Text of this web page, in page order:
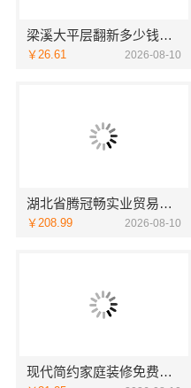
梁溪大平层翻新多少钱一平无锡亿莱居装饰工程材料有限公司报价
￥26.61 2026-08-10
湖北省腾冠畅实业贸易有限公司：线下轮胎批发公司怎么做
￥208.99 2026-08-10
现代简约家庭装修免费设计整体落地——福建尚艺空间新材料科技有限公司